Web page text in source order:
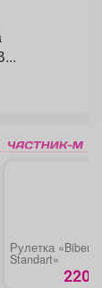
Рулетка «Biber
Standart»
220